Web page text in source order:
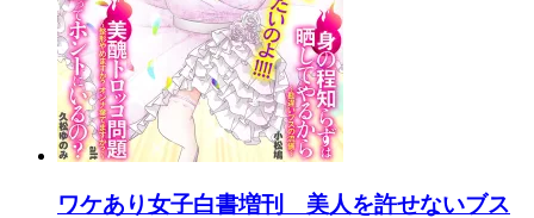
ワケあり女子白書増刊 美人を許せないブス